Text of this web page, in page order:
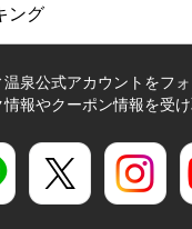
ング
温泉公式アカウントをフ
情報やクーポン情報を受け